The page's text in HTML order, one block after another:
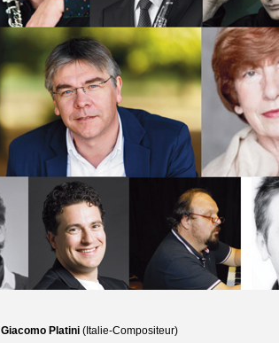
Giacomo Platini (Italie-Compositeur)